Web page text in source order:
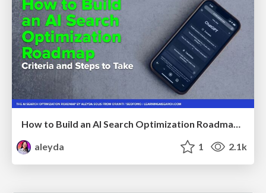
How to Build an AI Search Optimization Roadmap - Criteria and Steps to Take #SEOIRL
aleyda
1 2.1k